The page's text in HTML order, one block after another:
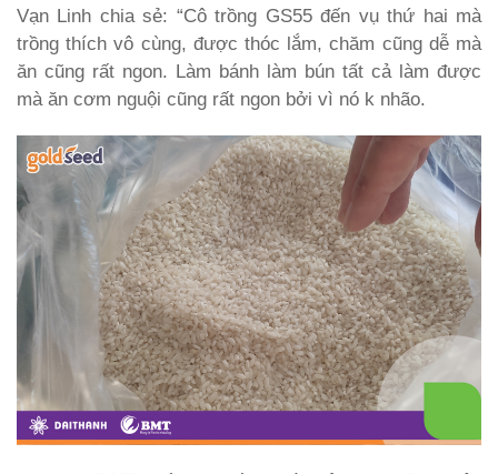
Vạn Linh chia sẻ: “Cô trồng GS55 đến vụ thứ hai mà
trồng thích vô cùng, được thóc lắm, chăm cũng dễ mà
ăn cũng rất ngon. Làm bánh làm bún tất cả làm được
mà ăn cơm nguội cũng rất ngon bởi vì nó k nhão.